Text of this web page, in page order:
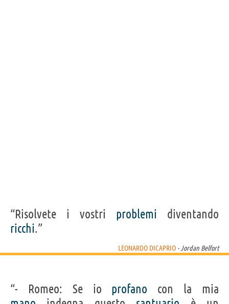
“Risolvete i vostri problemi diventando
ricchi.”
LEONARDO DICAPRIO - Jordan Belfort
“- Romeo: Se io profano con la mia